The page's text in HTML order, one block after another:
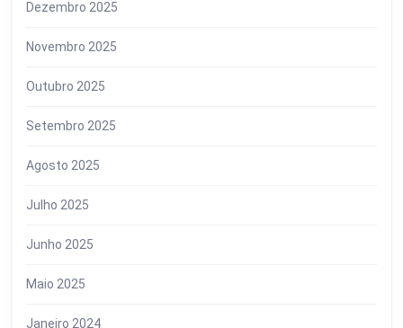
Dezembro 2025
Novembro 2025
Outubro 2025
Setembro 2025
Agosto 2025
Julho 2025
Junho 2025
Maio 2025
Janeiro 2024